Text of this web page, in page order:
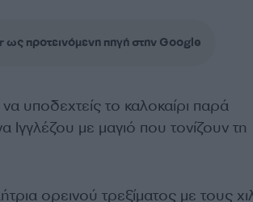
προτεινόμενη πηγή στην Google
υποδεχτείς το καλοκαίρι παρά
Ιγγλέζου με μαγιό που τονίζουν τη
ορεινού τρεξίματος με τους